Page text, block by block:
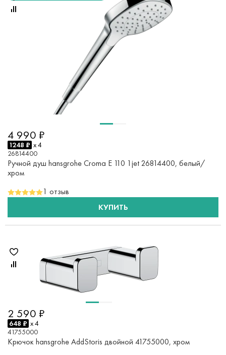
4 990 ₽
1248 ₽ x 4
26814400
Ручной душ hansgrohe Croma E 110 1jet 26814400, белый/
хром
1 отзыв
КУПИТЬ
2 590 ₽
648 ₽ x 4
41755000
Крючок hansgrohe AddStoris двойной 41755000, хром